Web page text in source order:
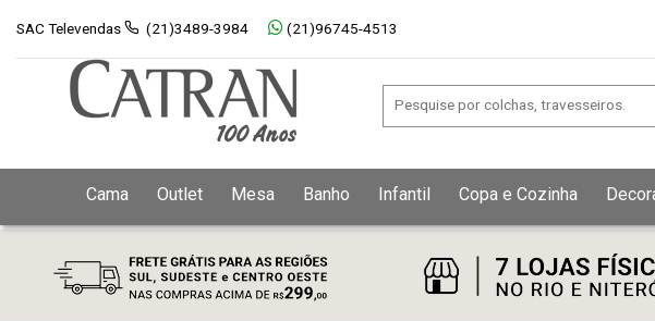
SAC Televendas (21)3489-3984 (21)96745-4513
Cama Outlet Mesa Banho Infantil Copa e Cozinha